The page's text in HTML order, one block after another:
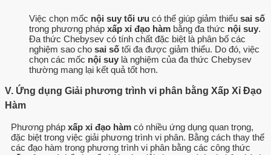
Việc chọn mốc nội suy tối ưu có thể giúp giảm thiểu sai số
trong phương pháp xấp xỉ đạo hàm bằng đa thức nội suy.
Đa thức Chebysev có tính chất đặc biệt là phân bố các
nghiệm sao cho sai số tối đa được giảm thiểu. Do đó, việc
chọn các mốc nội suy là nghiệm của đa thức Chebysev
thường mang lại kết quả tốt hơn.
V. Ứng dụng Giải phương trình vi phân bằng Xấp Xỉ Đạo
Hàm
Phương pháp xấp xỉ đạo hàm có nhiều ứng dụng quan trọng,
đặc biệt trong việc giải phương trình vi phân. Bằng cách thay thế
các đạo hàm trong phương trình vi phân bằng các công thức